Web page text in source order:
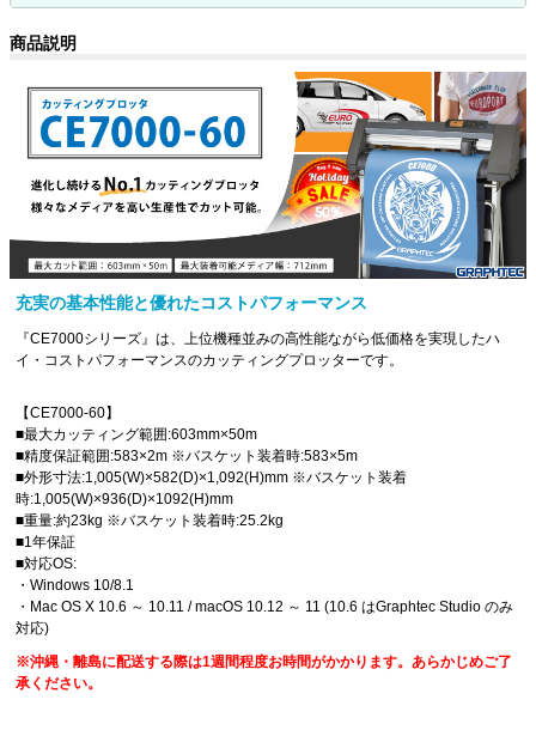
商品説明
充実の基本性能と優れたコストパフォーマンス
『CE7000シリーズ』は、上位機種並みの高性能ながら低価格を実現したハ
イ・コストパフォーマンスのカッティングプロッターです。
【CE7000-60】
■最大カッティング範囲:603mm×50m
■精度保証範囲:583×2m ※バスケット装着時:583×5m
■外形寸法:1,005(W)×582(D)×1,092(H)mm ※バスケット装着
時:1,005(W)×936(D)×1092(H)mm
■重量:約23kg ※バスケット装着時:25.2kg
■1年保証
■対応OS:
・Windows 10/8.1
・Mac OS X 10.6 ～ 10.11 / macOS 10.12 ～ 11 (10.6 はGraphtec Studio のみ
対応)
※沖縄・離島に配送する際は1週間程度お時間がかかります。あらかじめご了
承ください。